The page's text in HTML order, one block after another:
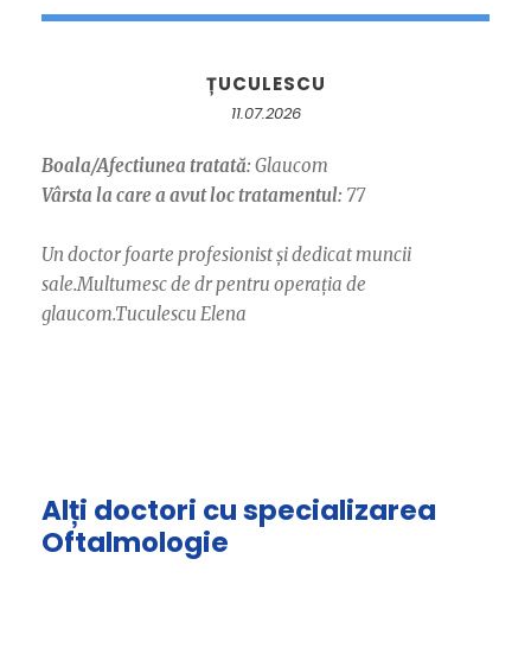
ȚUCULESCU
11.07.2026
Boala/Afectiunea tratată: Glaucom
Vârsta la care a avut loc tratamentul: 77
Un doctor foarte profesionist și dedicat muncii
sale.Multumesc de dr pentru operația de
glaucom.Tuculescu Elena
Alți doctori cu specializarea
Oftalmologie